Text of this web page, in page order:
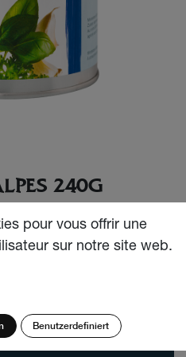
240G
de basilic cultivé dans les
pour vous offrir une
sur notre site web.
Benutzerdefiniert